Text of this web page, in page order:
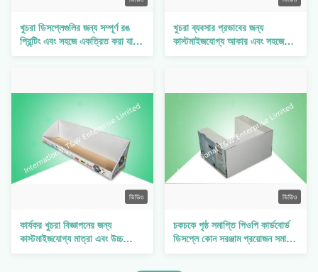
খুচরা ডিসপ্লেগুলির জন্য সম্পূর্ণ রঙ
প্রিন্টিং এবং সহজে একত্রিত করা যায়
খুচরা ব্যবসার প্রভাবের জন্য
কাস্টমাইজযোগ্য আকার এবং সহজে
ভিডিও
কার্যকর খুচরা বিজ্ঞাপনের জন্য
কাস্টমাইজযোগ্য মাত্রা এবং উচ্চ
ভিডিও
চকচকে পৃষ্ঠ সমাপ্তি পিওপি কার্ডবোর্ড
ডিসপ্লে কোন সরঞ্জাম প্রয়োজন সমাবেশ